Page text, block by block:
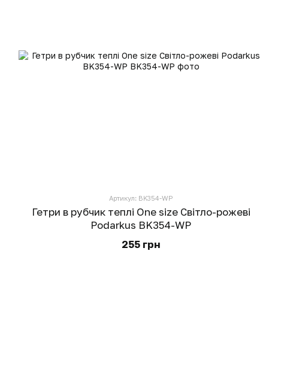
Артикул: BK354-WP
Гетри в рубчик теплі One size Світло-рожеві
Podarkus BK354-WP
255 грн